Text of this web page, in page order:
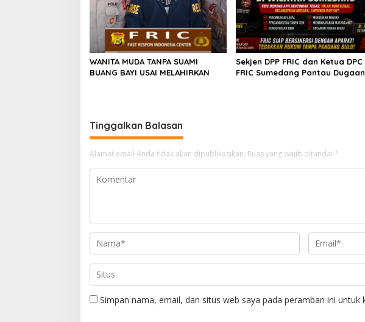
WANITA MUDA TANPA SUAMI
BUANG BAYI USAI MELAHIRKAN
Sekjen DPP FRIC dan Ketua DPC
FRIC Sumedang Pantau Dugaan
Tinggalkan Balasan
Alamat email Anda tidak akan dipublikasikan. Ruas yang wajib ditandai *
Simpan nama, email, dan situs web saya pada peramban ini untuk